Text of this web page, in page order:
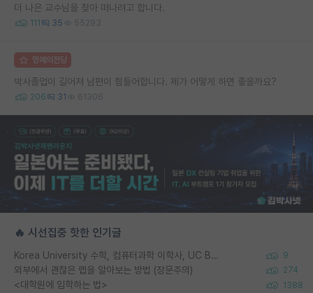
더 나은 교수님을 찾아 떠나려고 합니다.
111 35 55293
명예의전당
박사졸업이 길어져 남편이 힘들어합니다. 제가 어떻게 하면 좋을까요?
206 31 61306
🔥 시선집중 핫한 인기글
Korea University 수학, 컴퓨터과학 이학사, UC Berkeley 산업공학 대학원 공학박사가 되는 것은 쉽지 않겠죠? 9
외부에서 괜찮은 랩을 알아보는 방법 (장문주의) 274
<대학원에 입학하는 법> 1388